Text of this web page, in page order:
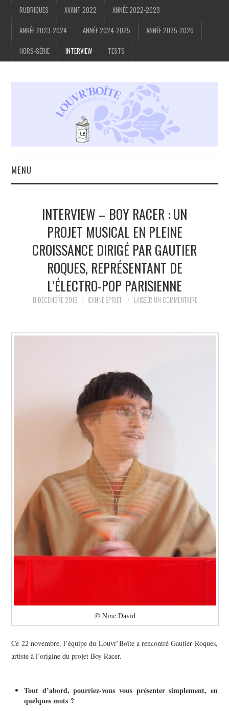
RUBRIQUES AVANT 2022 ANNÉE 2022-2023
ANNÉE 2023-2024 ANNÉE 2024-2025 ANNÉE 2025-2026
HORS-SÉRIE INTERVIEW TESTS
MENU
À PROPOS
LA RÉDACTION
LE JOURNAL
INTERVIEW – BOY RACER : UN
PROJET MUSICAL EN PLEINE
CROISSANCE DIRIGÉ PAR GAUTIER
ROQUES, REPRÉSENTANT DE
L’ÉLECTRO-POP PARISIENNE
11 DÉCEMBRE 2018 JEANNE SPRIET LAISSER UN COMMENTAIRE
© Nine David
Ce 22 novembre, l’équipe du Louvr’Boîte a rencontré Gautier Roques,
artiste à l’origine du projet Boy Racer.
Tout d’abord, pourriez-vous vous présenter simplement, en
quelques mots ?